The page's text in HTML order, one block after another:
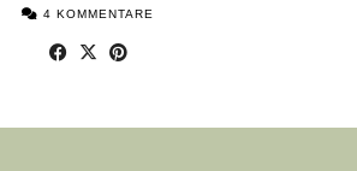
4 KOMMENTARE